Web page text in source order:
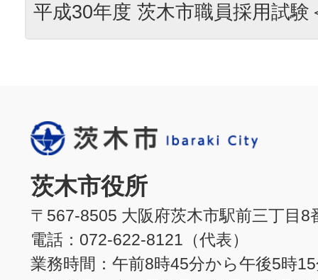
平成30年度 茨木市職員採用試験
茨木市役所
〒567-8505 大阪府茨木市駅前三丁目8
電話：072-622-8121（代表）
業務時間：午前8時45分から午後5時